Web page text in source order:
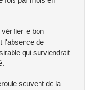
vérifier le bon
l'absence de
qui surviendrait
souvent de la